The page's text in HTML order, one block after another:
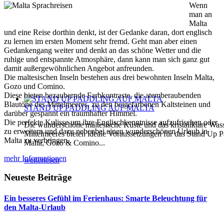
STAND UP PADDLING AUF MALTA
Die wunderschöne maltesische Küste und das kristallklare
Mittelmeeres bieten ideale Voraussetzungen für das Stand Up
Malta, Gozo & Comino...
weiterlesen
Wenn
man an
Malta
und eine Reise dorthin denkt, ist der Gedanke daran, dort englisch
zu lernen im ersten Moment sehr fremd. Geht man aber einen
Gedankengang weiter und denkt an das schöne Wetter und die
ruhige und entspannte Atmosphäre, dann kann man sich ganz gut
damit außergewöhnlichen Angebot anfreunden.
Die maltesischen Inseln bestehen aus drei bewohnten Inseln Malta,
Gozo und Comino.
Diese bieten bezaubernde Farbkontraste, die atemberaubenden
Blautöne des Mittelmeeres, zu den beigefarbenen Kaltsteinen und
darüber gespannt ein traumhafter Himmel.
Die perfekte Kulisse um ihre Englischkenntnisse aufzufrischen oder
zu erweitern und dazu nebenbei einen wunderschönen Urlaub in
Malta zu verbringen.
mehr Informationen
Neueste Beiträge
Ein besseres Gefühl im Ferienhaus: Smarte Beleuchtung für
den Malta-Urlaub